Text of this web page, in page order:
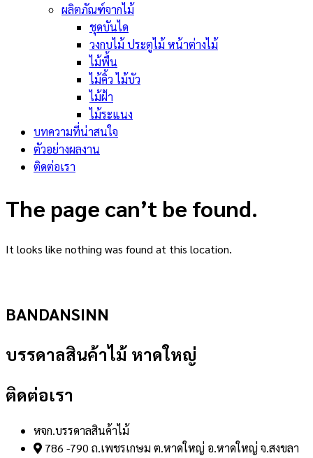
ผลิตภัณฑ์จากไม้
ชุดบันได
วงกบไม้ ประตูไม้ หน้าต่างไม้
ไม้พื้น
ไม้คิ้ว ไม้บัว
ไม้ฝ้า
ไม้ระแนง
บทความที่น่าสนใจ
ตัวอย่างผลงาน
ติดต่อเรา
The page can’t be found.
It looks like nothing was found at this location.
BANDANSINN
บรรดาลสินค้าไม้ หาดใหญ่
ติดต่อเรา
หจก.บรรดาลสินค้าไม้
786 -790 ถ.เพชรเกษม ต.หาดใหญ่ อ.หาดใหญ่ จ.สงขลา